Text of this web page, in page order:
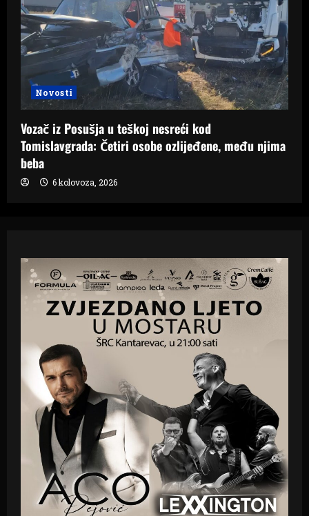
Novosti
Vozač iz Posušja u teškoj nesreći kod
Tomislavgrada: Četiri osobe ozlijeđene, među njima
beba
6 kolovoza, 2026